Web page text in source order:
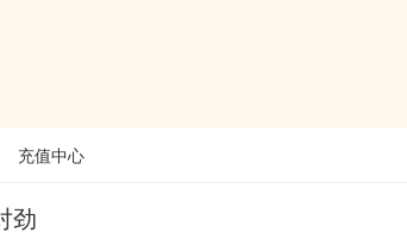
充值中心
劲